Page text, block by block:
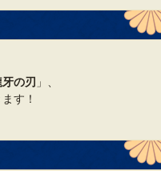
の刃 」、
す！